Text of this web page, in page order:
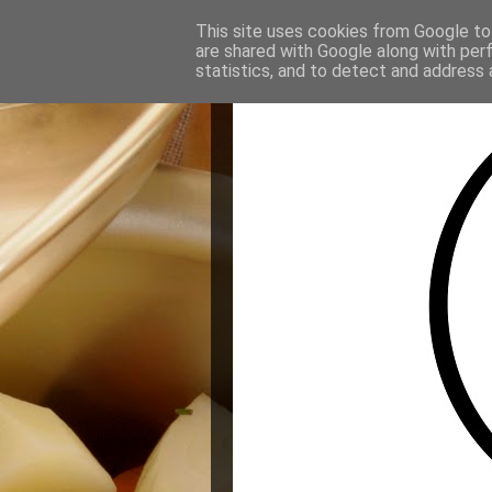
This site uses cookies from Google
are shared with Google along with
statistics, and to detect and address